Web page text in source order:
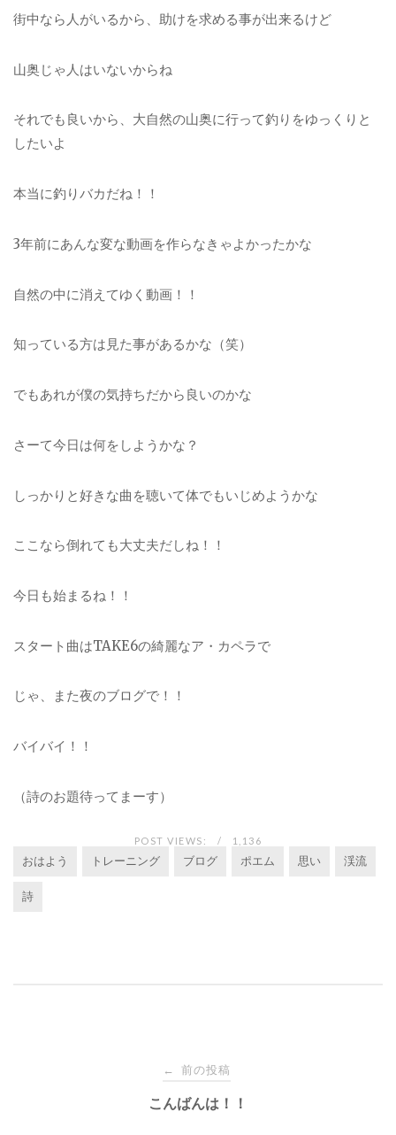
街中なら人がいるから、助けを求める事が出来るけど
山奥じゃ人はいないからね
それでも良いから、大自然の山奥に行って釣りをゆっくりと
したいよ
本当に釣りバカだね！！
3年前にあんな変な動画を作らなきゃよかったかな
自然の中に消えてゆく動画！！
知っている方は見た事があるかな（笑）
でもあれが僕の気持ちだから良いのかな
さーて今日は何をしようかな？
しっかりと好きな曲を聴いて体でもいじめようかな
ここなら倒れても大丈夫だしね！！
今日も始まるね！！
スタート曲はTAKE6の綺麗なア・カペラで
じゃ、また夜のブログで！！
バイバイ！！
（詩のお題待ってまーす）
POST VIEWS: 1,136
おはよう トレーニング ブログ ポエム 思い 渓流
詩
← 前の投稿
こんばんは！！